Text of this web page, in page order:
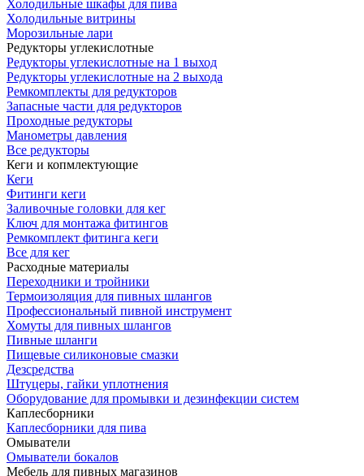
Холодильные шкафы для пива
Холодильные витрины
Морозильные лари
Редукторы углекислотные
Редукторы углекислотные на 1 выход
Редукторы углекислотные на 2 выхода
Ремкомплекты для редукторов
Запасные части для редукторов
Проходные редукторы
Манометры давления
Все редукторы
Кеги и копмлектующие
Кеги
Фитинги кеги
Заливочные головки для кег
Ключ для монтажа фитингов
Ремкомплект фитинга кеги
Все для кег
Расходные материалы
Переходники и тройники
Термоизоляция для пивных шлангов
Профессиональный пивной инструмент
Хомуты для пивных шлангов
Пивные шланги
Пищевые силиконовые смазки
Дезсредства
Штуцеры, гайки уплотнения
Оборудование для промывки и дезинфекции систем
Каплесборники
Каплесборники для пива
Омыватели
Омыватели бокалов
Мебель для пивных магазинов